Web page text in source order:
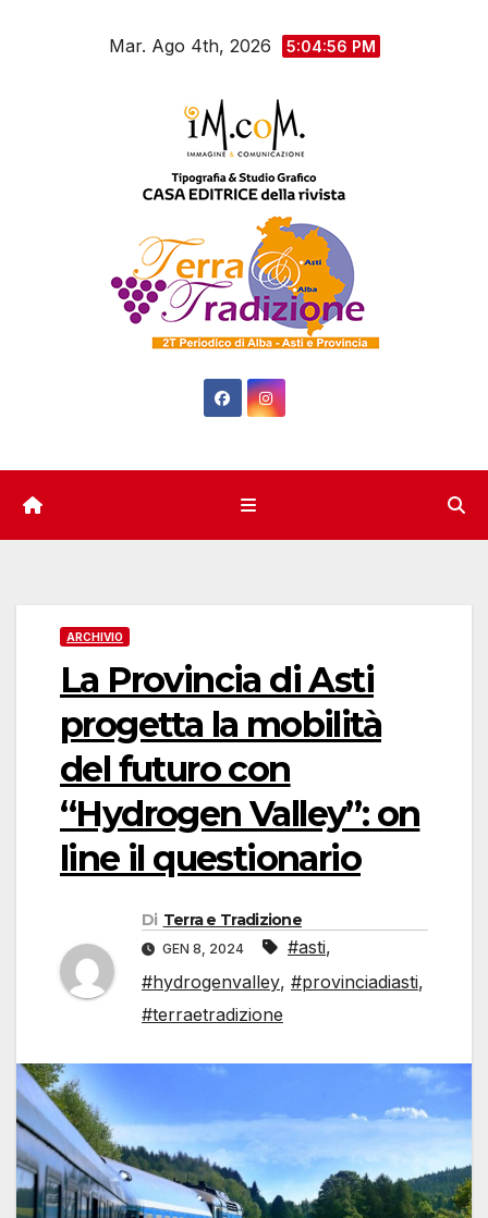
Mar. Ago 4th, 2026 5:04:57 PM
ARCHIVIO
La Provincia di Asti
progetta la mobilità
del futuro con
“Hydrogen Valley”: on
line il questionario
Di Terra e Tradizione
GEN 8, 2024 #asti,
#hydrogenvalley, #provinciadiasti,
#terraetradizione